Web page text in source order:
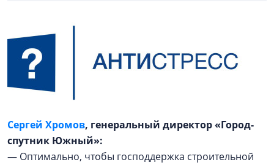
Сергей Хромов, генеральный директор «Город-
спутник Южный»:
— Оптимально, чтобы господдержка строительной